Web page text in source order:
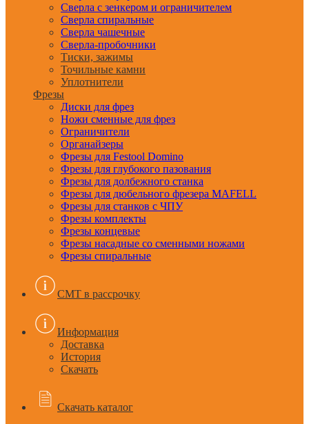
Сверла с зенкером и ограничителем
Сверла спиральные
Сверла чашечные
Сверла-пробочники
Тиски, зажимы
Точильные камни
Уплотнители
Фрезы
Диски для фрез
Ножи сменные для фрез
Ограничители
Органайзеры
Фрезы для Festool Domino
Фрезы для глубокого пазования
Фрезы для долбежного станка
Фрезы для дюбельного фрезера MAFELL
Фрезы для станков с ЧПУ
Фрезы комплекты
Фрезы концевые
Фрезы насадные со сменными ножами
Фрезы спиральные
CMT в рассрочку
Информация
Доставка
История
Скачать
Скачать каталог